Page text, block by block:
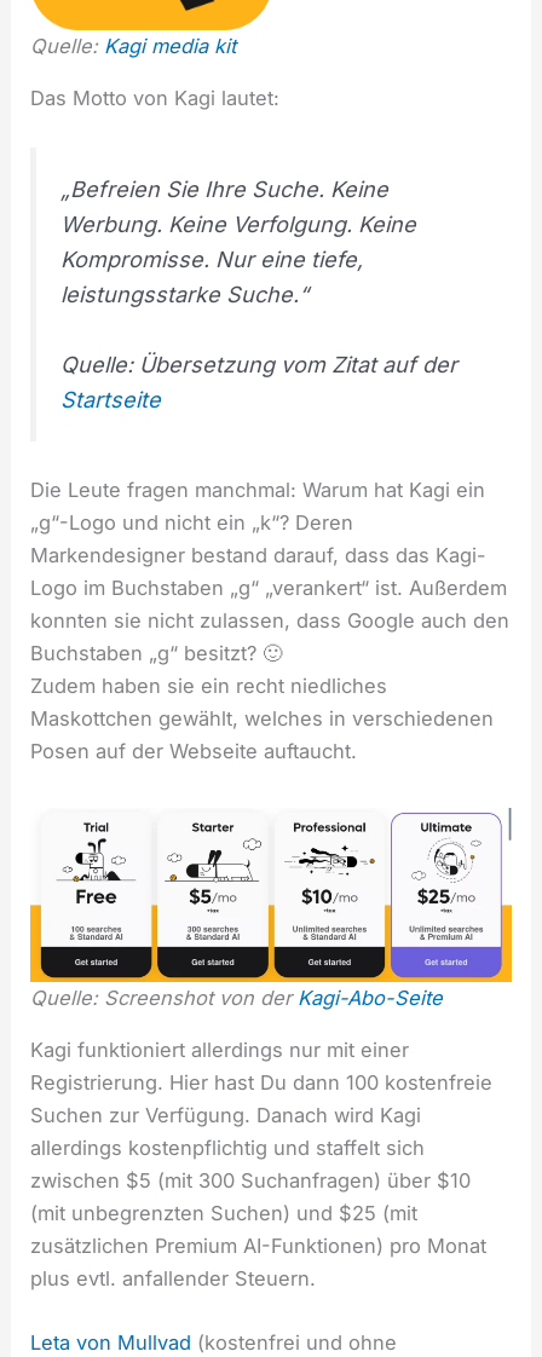
Quelle: Kagi media kit
Das Motto von Kagi lautet:
„Befreien Sie Ihre Suche. Keine
Werbung. Keine Verfolgung. Keine
Kompromisse. Nur eine tiefe,
leistungsstarke Suche.“
Quelle: Übersetzung vom Zitat auf der
Startseite
Die Leute fragen manchmal: Warum hat Kagi ein
„g“-Logo und nicht ein „k“? Deren
Markendesigner bestand darauf, dass das Kagi-
Logo im Buchstaben „g“ „verankert“ ist. Außerdem
konnten sie nicht zulassen, dass Google auch den
Buchstaben „g“ besitzt? 🙂
Zudem haben sie ein recht niedliches
Maskottchen gewählt, welches in verschiedenen
Posen auf der Webseite auftaucht.
Quelle: Screenshot von der Kagi-Abo-Seite
Kagi funktioniert allerdings nur mit einer
Registrierung. Hier hast Du dann 100 kostenfreie
Suchen zur Verfügung. Danach wird Kagi
allerdings kostenpflichtig und staffelt sich
zwischen $5 (mit 300 Suchanfragen) über $10
(mit unbegrenzten Suchen) und $25 (mit
zusätzlichen Premium AI-Funktionen) pro Monat
plus evtl. anfallender Steuern.
Leta von Mullvad (kostenfrei und ohne